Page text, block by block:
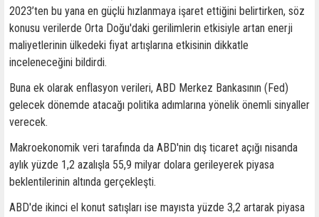
2023’ten bu yana en güçlü hızlanmaya işaret ettiğini belirtirken, söz
konusu verilerde Orta Doğu'daki gerilimlerin etkisiyle artan enerji
maliyetlerinin ülkedeki fiyat artışlarına etkisinin dikkatle
inceleneceğini bildirdi.
Buna ek olarak enflasyon verileri, ABD Merkez Bankasının (Fed)
gelecek dönemde atacağı politika adımlarına yönelik önemli sinyaller
verecek.
Makroekonomik veri tarafında da ABD'nin dış ticaret açığı nisanda
aylık yüzde 1,2 azalışla 55,9 milyar dolara gerileyerek piyasa
beklentilerinin altında gerçekleşti.
ABD'de ikinci el konut satışları ise mayısta yüzde 3,2 artarak piyasa